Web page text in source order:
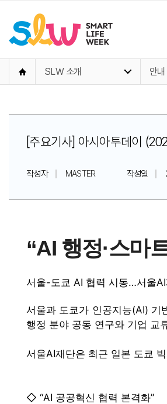
SLW 소개 안내
[주요기사] 아시아투데이
작성자 MASTER 작성일
“AI 행정·스마
서울-도쿄 AI 협력 시동…서울
서울과 도쿄가 인공지능(AI) 기
행정 분야 공동 연구와 기업 교
서울AI재단은 최근 일본 도쿄
◇ “AI 공공혁신 협력 본격화”